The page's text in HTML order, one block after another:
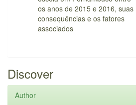
os anos de 2015 e 2016, suas
consequências e os fatores
associados
Discover
Author